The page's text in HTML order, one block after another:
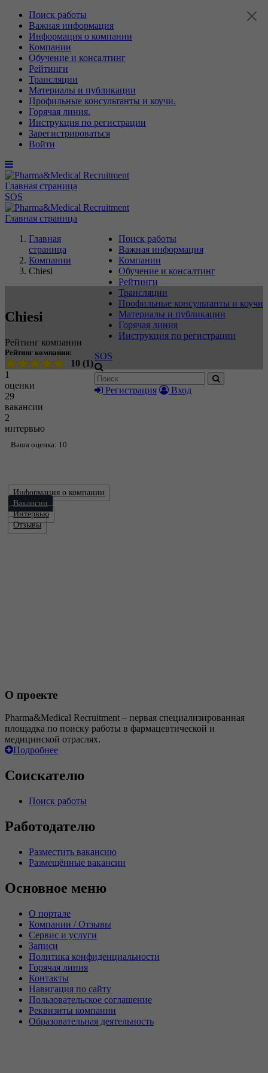
Поиск работы
Важная информация
Информация о компании
Компании
Обучение и консалтинг
Рейтинги
Трансляции
Материалы и публикации
Профильные консультанты и коучи.
Горячая линия.
Инструкция по регистрации
Зарегистрироваться
Войти
Главная страница
SOS
Главная страница
Поиск работы
Важная информация
Компании
Обучение и консалтинг
Рейтинги
Трансляции
Профильные консультанты и коучи
Материалы и публикации
Горячая линия
Инструкция по регистрации
SOS
Регистрация Вход
Главная
страница
Компании
Chiesi
Chiesi
Рейтинг компании
Рейтинг компании:
10 (1)
1
оценки
29
вакансии
2
интервью
Ваша оценка: 10
Информация о компании
Вакансии
Интервью
Отзывы
О проекте
Pharma&Medical Recruitment – первая специализированная
площадка по поиску работы в фармацевтической и
медицинской отраслях.
Подробнее
Соискателю
Поиск работы
Работодателю
Разместить вакансию
Размещённые вакансии
Основное меню
О портале
Компании / Отзывы
Сервис и услуги
Записи
Политика конфиденциальности
Горячая линия
Контакты
Навигация по сайту
Пользовательское соглашение
Реквизиты компании
Образовательная деятельность